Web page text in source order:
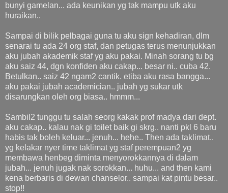
bunyi gamelan... ada keunikan yg tak mampu utk aku
huraikan..
Sampai di bilik pelbagai guna tu aku sign kehadiran, dlm
senarai tu ada 24 org staf, dan petugas terus menunjukkan
aku jubah akademik staf yg aku pakai. Minah sorang tu bg
aku saiz 44, dgn konfiden aku cakap... besar ni.. cuba 42.
Betulkan.. saiz 42 ngam2 cantik. etiba aku rasa bangga...
aku pakai jubah academician.. jubah yg sukar utk
disarungkan oleh org biasa.. hmmm...
Sambil2 tunggu tu salah seorg kakak prof madya dari dept.
aku cakap.. kalau nak gi toilet baik gi skrg.. nanti pkl 6 baru
habis tak boleh keluar... jenuh... hehe.. Then ada taklimat..
yg kelakar nyer time taklimat yg staf perempuan2 yg
membawa henbeg diminta menyorokkannya di dalam
jubah... jenuh jugak nak sorokkan... huhu... and then kami
kena berbaris di dewan chanselor.. sampai kat pintu besar..
stop!!